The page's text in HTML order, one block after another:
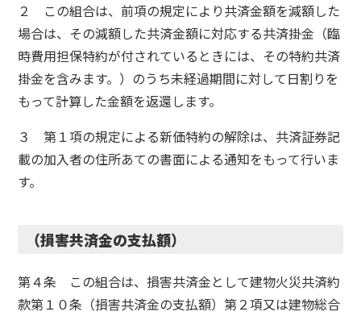
２ この組合は、前項の規定により共済金額を減額した
場合は、その減額した共済金額に対応する共済掛金（臨
時費用担保特約が付されているときには、その特約共済
掛金を含みます。）のうち未経過期間に対して日割りを
もって計算した金額を返還します。
３ 第１項の規定による新価特約の解除は、共済証券記
載の加入者の住所あての書面による通知をもって行いま
す。
（損害共済金の支払額）
第４条 この組合は、損害共済金として建物火災共済約
款第１０条（損害共済金の支払額）第２項又は建物総合